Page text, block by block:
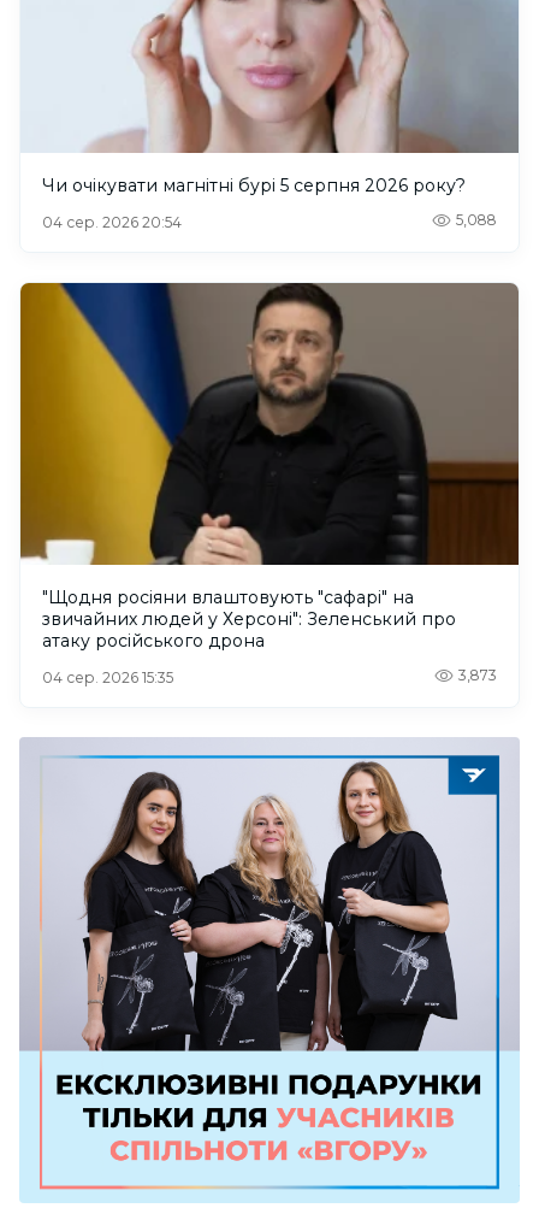
Чи очікувати магнітні бурі 5 серпня 2026 року?
04 сер. 2026 20:54 5,088
"Щодня росіяни влаштовують "сафарі" на
звичайних людей у Херсоні": Зеленський про
атаку російського дрона
04 сер. 2026 15:35 3,873